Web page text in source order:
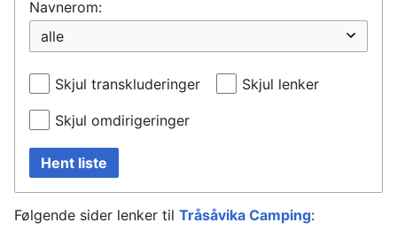
Navnerom:
Skjul transkluderinger Skjul lenker
Skjul omdirigeringer
Hent liste
Følgende sider lenker til Tråsåvika Camping: